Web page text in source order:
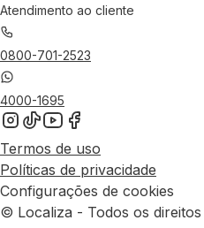
Atendimento ao cliente
0800-701-2523
4000-1695
Termos de uso
Políticas de privacidade
Configurações de cookies
© Localiza - Todos os